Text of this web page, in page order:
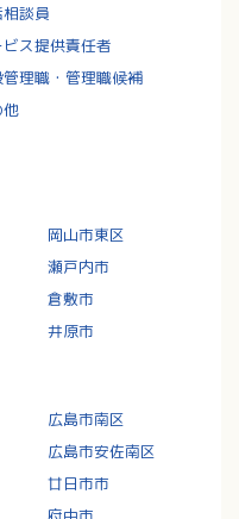
談員
ビス提供責任者
理職・管理職候補
他
岡山市東区
瀬戸内市
倉敷市
井原市
広島市南区
広島市安佐南区
廿日市市